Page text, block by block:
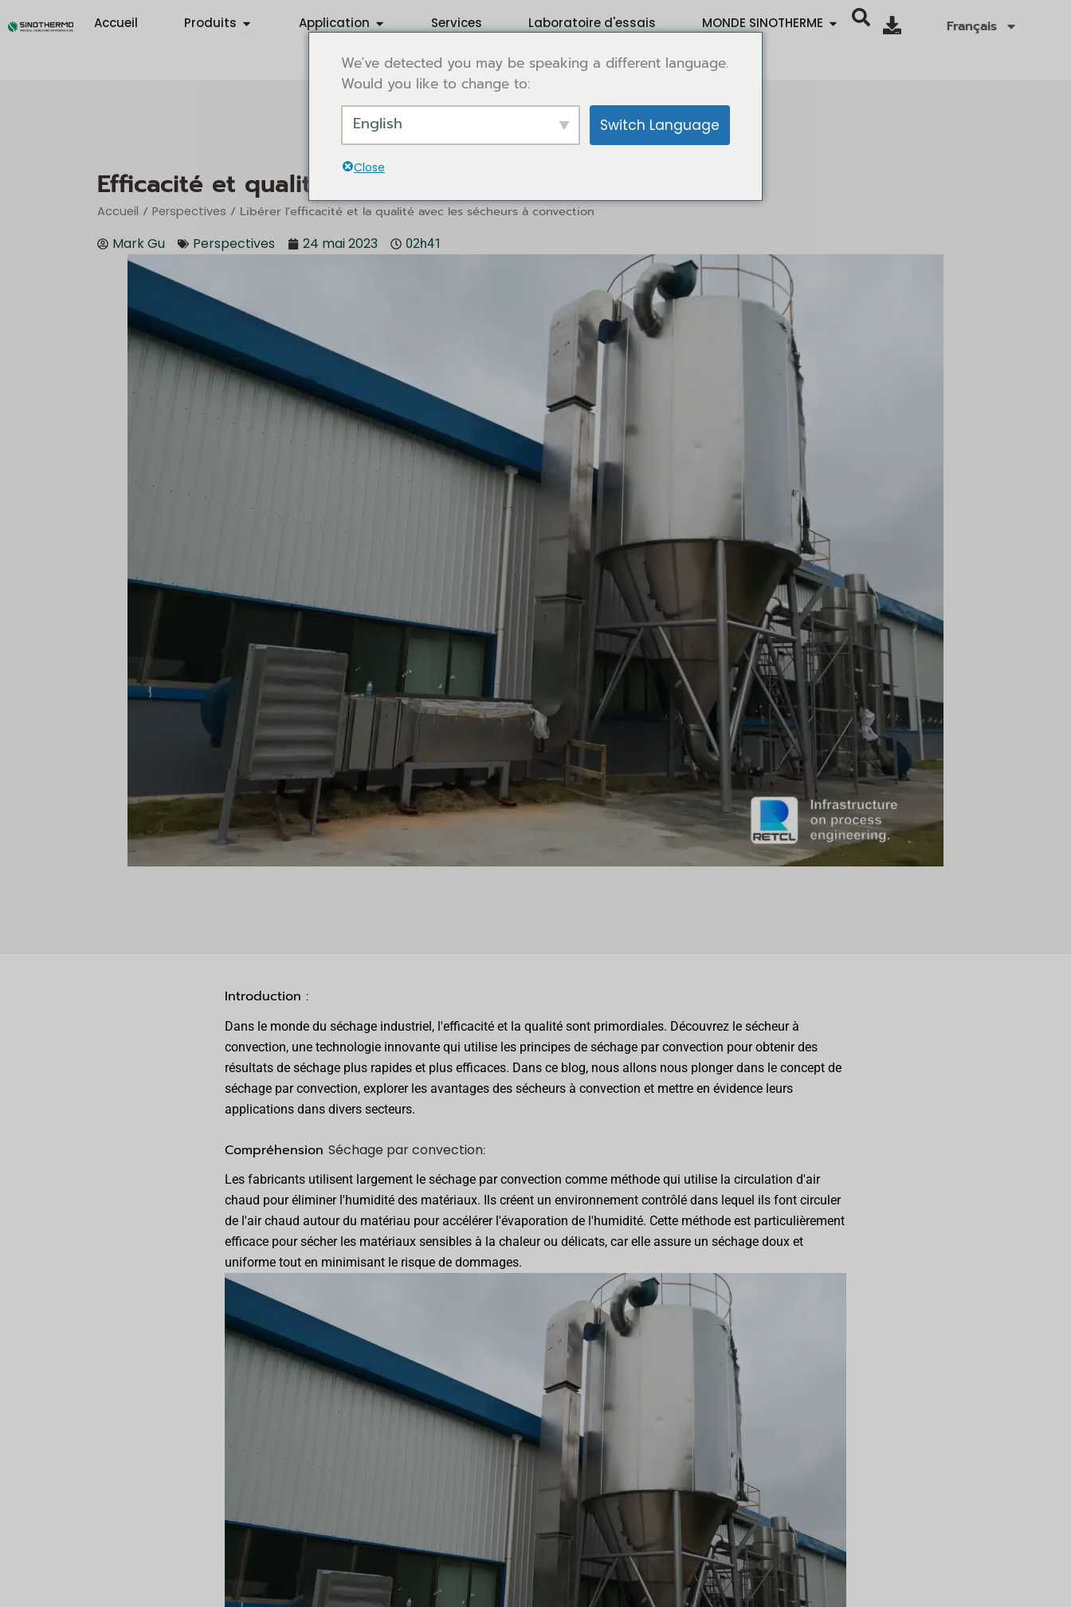
au
Accueil Produits Open Products
Application Open Application
Services Laboratoire d'essais MONDE SINOTHERME Open SINOTHERMO WORLD
Français
Efficacité et qualité avec les sécheurs à convection
Accueil / Perspectives / Libérer l'efficacité et la qualité avec les sécheurs à convection
Mark Gu Perspectives 24 mai 2023 02h41
Introduction :
Dans le monde du séchage industriel, l'efficacité et la qualité sont primordiales. Découvrez le sécheur à
convection, une technologie innovante qui utilise les principes de séchage par convection pour obtenir des
résultats de séchage plus rapides et plus efficaces. Dans ce blog, nous allons nous plonger dans le concept de
séchage par convection, explorer les avantages des sécheurs à convection et mettre en évidence leurs
applications dans divers secteurs.
Compréhension Séchage par convection:
Les fabricants utilisent largement le séchage par convection comme méthode qui utilise la circulation d'air
chaud pour éliminer l'humidité des matériaux. Ils créent un environnement contrôlé dans lequel ils font circuler
de l'air chaud autour du matériau pour accélérer l'évaporation de l'humidité. Cette méthode est particulièrement
efficace pour sécher les matériaux sensibles à la chaleur ou délicats, car elle assure un séchage doux et
uniforme tout en minimisant le risque de dommages.
We've detected you may be speaking a different language.
Would you like to change to:
English Switch Language
Close